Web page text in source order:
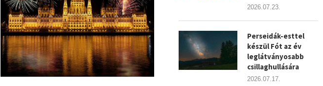
2026.07.23.
Perseidák-esttel
készül Fót az év
leglátványosabb
csillaghullására
2026.07.17.